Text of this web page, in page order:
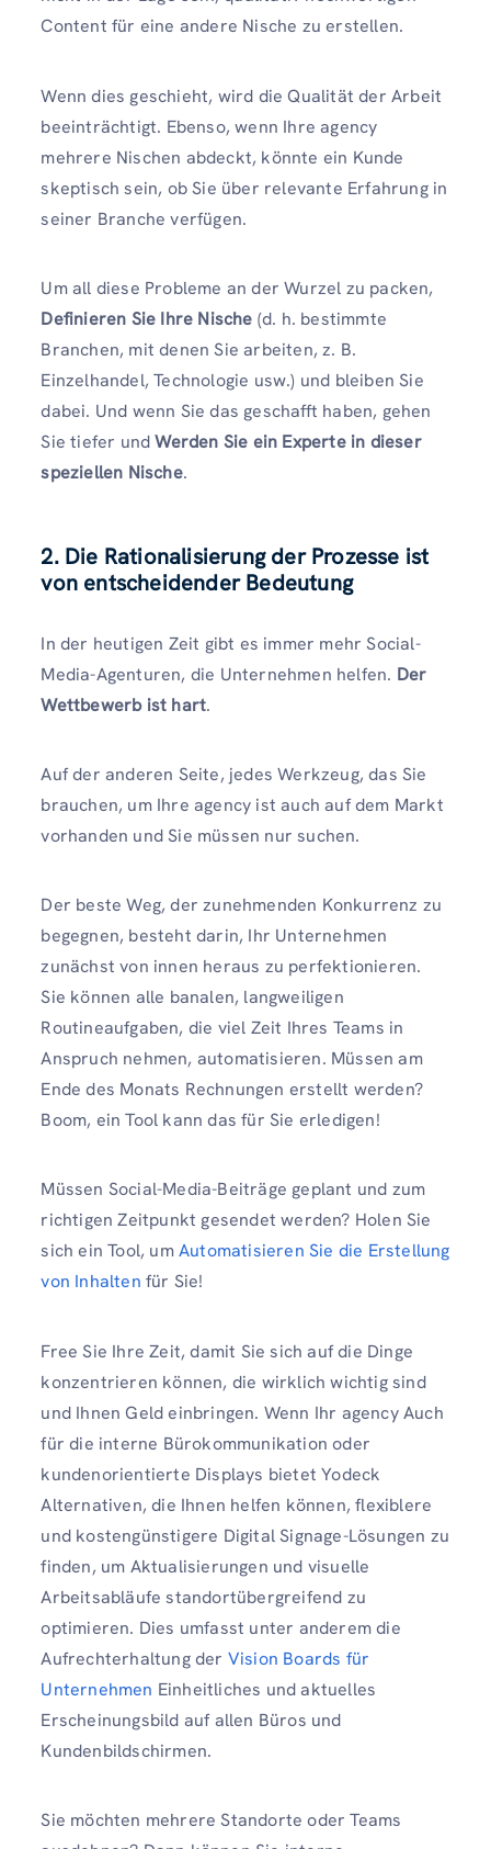
Content für eine andere Nische zu erstellen.
Wenn dies geschieht, wird die Qualität der Arbeit
beeinträchtigt. Ebenso, wenn Ihre agency
mehrere Nischen abdeckt, könnte ein Kunde
skeptisch sein, ob Sie über relevante Erfahrung in
seiner Branche verfügen.
Um all diese Probleme an der Wurzel zu packen,
Definieren Sie Ihre Nische (d. h. bestimmte
Branchen, mit denen Sie arbeiten, z. B.
Einzelhandel, Technologie usw.) und bleiben Sie
dabei. Und wenn Sie das geschafft haben, gehen
Sie tiefer undWerden Sie ein Experte in dieser
speziellen Nische.
2. Die Rationalisierung der Prozesse ist
von entscheidender Bedeutung
In der heutigen Zeit gibt es immer mehr Social-
Media-Agenturen, die Unternehmen helfen. Der
Wettbewerb ist hart.
Auf der anderen Seite, jedes Werkzeug, das Sie
brauchen, um Ihre agency ist auch auf dem Markt
vorhanden und Sie müssen nur suchen.
Der beste Weg, der zunehmenden Konkurrenz zu
begegnen, besteht darin, Ihr Unternehmen
zunächst von innen heraus zu perfektionieren.
Sie können alle banalen, langweiligen
Routineaufgaben, die viel Zeit Ihres Teams in
Anspruch nehmen, automatisieren. Müssen am
Ende des Monats Rechnungen erstellt werden?
Boom, ein Tool kann das für Sie erledigen!
Müssen Social-Media-Beiträge geplant und zum
richtigen Zeitpunkt gesendet werden? Holen Sie
sich ein Tool, umAutomatisieren Sie die Erstellung
von Inhalten für Sie!
Free Sie Ihre Zeit, damit Sie sich auf die Dinge
konzentrieren können, die wirklich wichtig sind
und Ihnen Geld einbringen. Wenn Ihr agency Auch
für die interne Bürokommunikation oder
kundenorientierte Displays bietet Yodeck
Alternativen, die Ihnen helfen können, flexiblere
und kostengünstigere Digital Signage-Lösungen zu
finden, um Aktualisierungen und visuelle
Arbeitsabläufe standortübergreifend zu
optimieren. Dies umfasst unter anderem die
Aufrechterhaltung der Vision Boards für
Unternehmen Einheitliches und aktuelles
Erscheinungsbild auf allen Büros und
Kundenbildschirmen.
Sie möchten mehrere Standorte oder Teams